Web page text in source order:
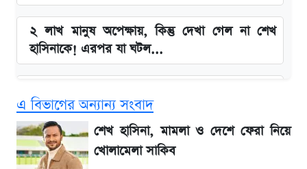
২ লাখ মানুষ অপেক্ষায়, কিন্তু দেখা গেল না শেখ
হাসিনাকে! এরপর যা ঘটল...
Redmi K80 নিয়ে আপডেট
বাংলাদেশ নিয়ে যা বললেন সজীব ওয়াজেদ জয়
এ বিভাগের অন্যান্য সংবাদ
শেখ হাসিনা, মামলা ও দেশে ফেরা নিয়ে
খোলামেলা সাকিব